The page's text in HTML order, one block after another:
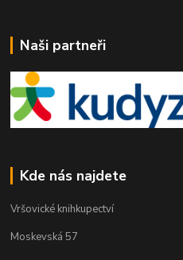
Naši partneři
Kde nás najdete
Vršovické knihkupectví
Moskevská 57